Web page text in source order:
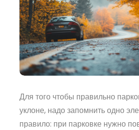
Для того чтобы правильно
уклоне, надо запомнить одно
правило: при парковке нужно